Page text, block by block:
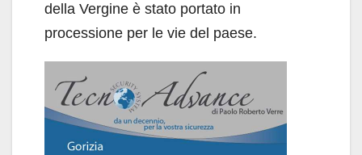
della Vergine è stato portato in
processione per le vie del paese.